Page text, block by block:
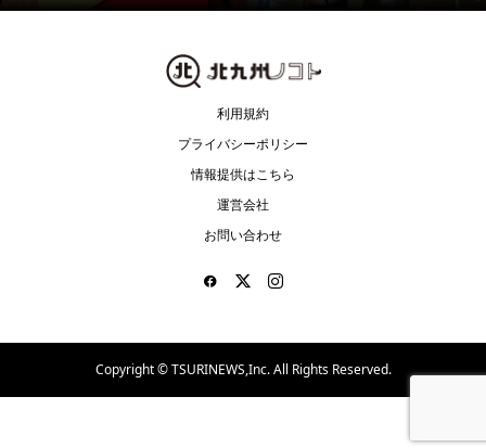
利用規約
プライバシーポリシー
情報提供はこちら
運営会社
お問い合わせ
Copyright ©TSURINEWS,Inc. All Rights Reserved.